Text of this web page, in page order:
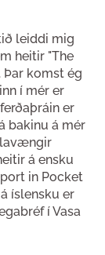
leiddi mig
heitir "The
Þar komst ég
í mér er
er
bakinu á mér
á ensku
in Pocket
íslensku er
í Vasa